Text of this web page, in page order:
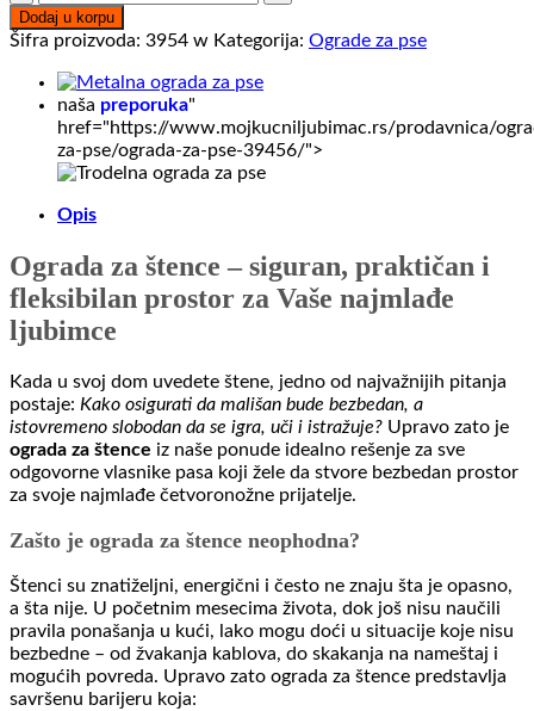
za
štence
(prečnik)x91
(visina)
cm
BESPLATNA
DOSTAVA
Dodaj u korpu
Šifra proizvoda: 3954 w Kategorija: Ograde za pse
naša preporuka"
href="https://www.mojkucniljubimac.rs/prodavnica/
za-pse/ograda-za-pse-39456/">
Opis
Ograda za štence – siguran, praktičan i
fleksibilan prostor za Vaše najmlađe
ljubimce
Kada u svoj dom uvedete štene, jedno od najvažnijih pitanja
postaje: Kako osigurati da mališan bude bezbedan, a
istovremeno slobodan da se igra, uči i istražuje? Upravo zato je
ograda za štence iz naše ponude idealno rešenje za sve
odgovorne vlasnike pasa koji žele da stvore bezbedan prostor
za svoje najmlađe četvoronožne prijatelje.
Zašto je ograda za štence neophodna?
Štenci su znatiželjni, energični i često ne znaju šta je opasno,
a šta nije. U početnim mesecima života, dok još nisu naučili
pravila ponašanja u kući, lako mogu doći u situacije koje nisu
bezbedne – od žvakanja kablova, do skakanja na nameštaj i
mogućih povreda. Upravo zato ograda za štence predstavlja
savršenu barijeru koja: